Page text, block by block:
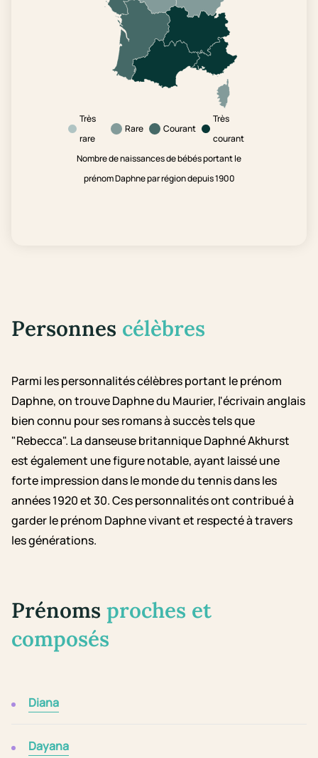
Très
rare
Rare Courant
Très
courant
Nombre de naissances de bébés portant le
prénom Daphne par région depuis 1900
Personnes célèbres
Parmi les personnalités célèbres portant le prénom
Daphne, on trouve Daphne du Maurier, l'écrivain anglais
bien connu pour ses romans à succès tels que
"Rebecca". La danseuse britannique Daphné Akhurst
est également une figure notable, ayant laissé une
forte impression dans le monde du tennis dans les
années 1920 et 30. Ces personnalités ont contribué à
garder le prénom Daphne vivant et respecté à travers
les générations.
Prénoms proches et
composés
Diana
Dayana